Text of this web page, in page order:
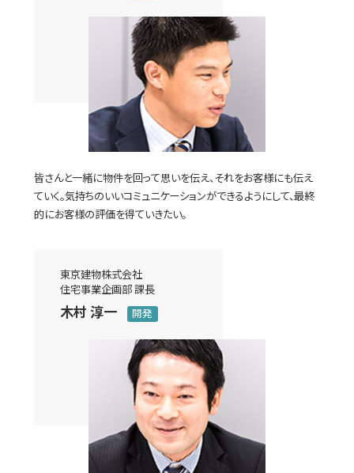
皆さんと一緒に物件を回って思いを伝え、それをお客様にも伝え
ていく。気持ちのいいコミュニケーションができるようにして、最終
的にお客様の評価を得ていきたい。
東京建物株式会社
住宅事業企画部 課長
木村 淳一 開発